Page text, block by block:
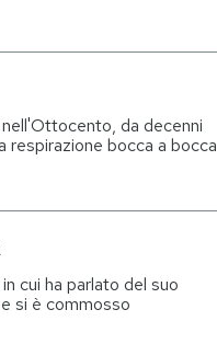
nell'Ottocento, da decenni
respirazione bocca a bocca
cui ha parlato del suo
si è commosso